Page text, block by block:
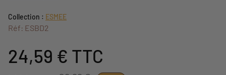
Collection : ESMEE
Réf: ESBD2
24,59 € TTC